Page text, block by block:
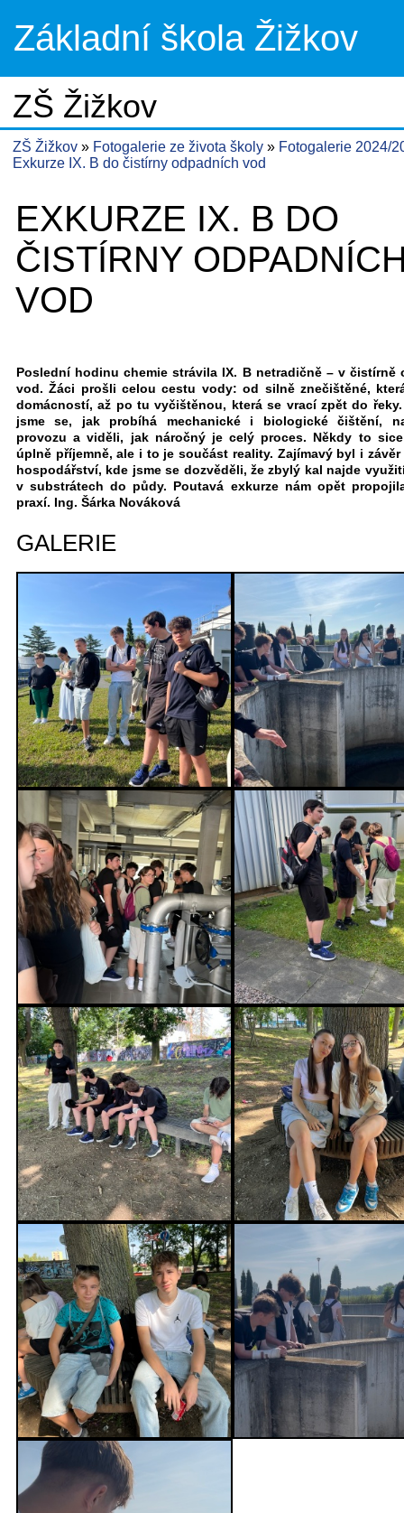
Základní škola Žižkov
ZŠ Žižkov
ZŠ Žižkov Fotogalerie ze života školy
Fotogalerie 2024/
Exkurze IX. B do čistírny odpadních vod
EXKURZE IX. B DO
ČISTÍRNY
VOD
Poslední hodinu chemie strávila IX. B netradičně – v čistírně
vod. Žáci prošli celou cestu vody: od silně znečištěné,
domácností, až po tu vyčištěnou, která se vrací zpět do řeky.
jsme se, jak probíhá mechanické i biologické čištění,
provozu a viděli, jak náročný je celý proces. Někdy to
úplně příjemně, ale i to je součást reality. Zajímavý byl i závěr
hospodářství, kde jsme se dozvěděli, že zbylý kal najde
v substrátech do půdy. Poutavá exkurze nám opět
praxí. Ing. Šárka Nováková
GALERIE